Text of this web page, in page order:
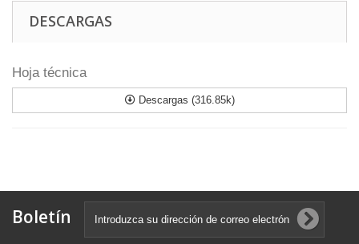
DESCARGAS
Hoja técnica
Descargas (316.85k)
Boletín